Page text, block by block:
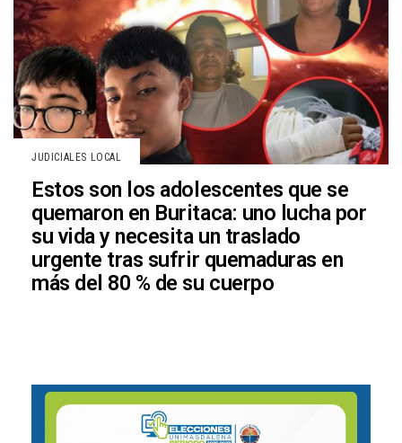
JUDICIALES LOCAL
Estos son los adolescentes que se
quemaron en Buritaca: uno lucha por
su vida y necesita un traslado
urgente tras sufrir quemaduras en
más del 80 % de su cuerpo